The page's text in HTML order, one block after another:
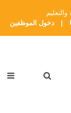
| دخول الموظفين